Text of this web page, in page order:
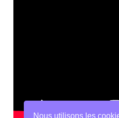
Nous utilisons les